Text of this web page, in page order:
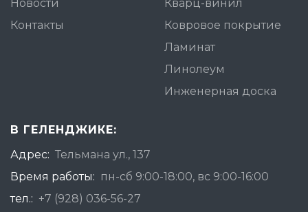
Новости
Контакты
Кварц-винил
Ковровое покрытие
Ламинат
Линолеум
Инженерная доска
В ГЕЛЕНДЖИКЕ:
Адрес: Тельмана ул., 137
Время работы: пн-сб 9:00-18:00, вс 9:00-16:00
тел.: +7 (928) 036-56-27